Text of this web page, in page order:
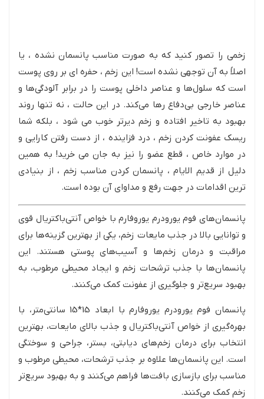
زخمی را تصور کنید که به صورت مناسب پانسمان نشده ، یا
اصلاً به آن توجهی نشده است! این زخم ، حفره ای بر روی پوست
است که سلول‌ها و عناصر داخلی پوست را در برابر آلودگی‌ها و
عناصر خارجی بی‌دفاع رها می‌کند. در این حالت ، نه تنها روند
بهبود به تاخیر افتاده و زخم دیرتر خوب می شود ، بلکه شما
ریسک عفونت کردن زخم ، درد فزاینده ، از دست رفتن کارایی و
در موارد خاص ، قطع عضو را نیز به جان می خرید! به همین
دلیل از قدیم الایام ، پانسمان کردن مناسب زخم ، از بنیادی
ترین اقدامات در جهت رفع و مداوای آن بوده است.
پانسمان‌های فوم یورودرم یوروفارم با خواص آنتی‌باکتریال قوی
و توانایی بالا در جذب مایعات زخم، یکی از بهترین گزینه‌ها برای
مراقبت و درمان زخم‌ها و آسیب‌های پوستی هستند. این
پانسمان‌ها با جذب ترشحات زخم و ایجاد محیطی مرطوب، به
بهبود سریع‌تر و جلوگیری از عفونت کمک می‌کنند.
پانسمان فوم یورودرم یوروفارم با ابعاد 15*15 سانتی‌متر، با
بهره‌گیری از خواص آنتی‌باکتریال و جذب بالای مایعات، بهترین
انتخاب برای درمان زخم‌های دیابتی، بستر، جراحی و سوختگی
است. این پانسمان‌ها علاوه بر جذب ترشحات، محیطی مرطوب و
مناسب برای بازسازی بافت‌ها فراهم می‌کنند و به بهبود سریع‌تر
زخم کمک می‌کنند.